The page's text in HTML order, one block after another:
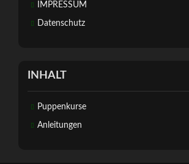
IMPRESSUM
Datenschutz
INHALT
Puppenkurse
Anleitungen